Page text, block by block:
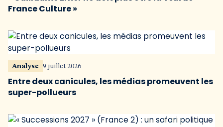
France Culture »
Analyse 9 juillet 2026
Entre deux canicules, les médias promeuvent les
super-pollueurs